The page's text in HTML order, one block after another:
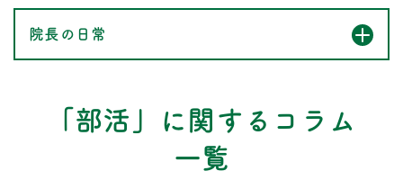
院長の日常
「部活」に関するコラム
一覧